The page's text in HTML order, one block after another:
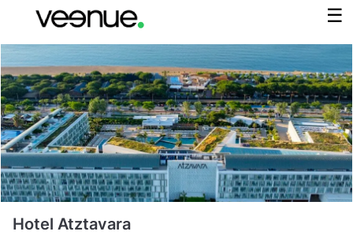
Hotel Atztavara